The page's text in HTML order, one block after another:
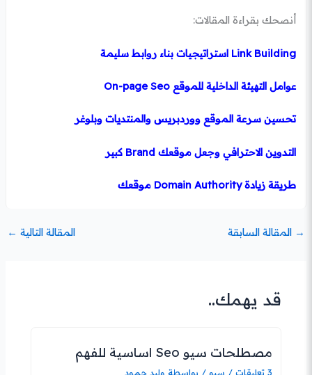
أنصحك بقراءة المقالات:
Link Building استراتيجيات بناء روابط سليمة
عوامل التهيئة الداخلية للموقع On-page Seo
تحسين سرعة الموقع ووردبريس والمنتديات وبلوغر
التدوين الاحترافي وجعل موقعك Brand كبير
طريقة زيادة Domain Authority موقعك
→ المقالة السابقة المقالة التالية ←
قد يهمك..
مصطلحات سيو Seo اساسية للفهم
3 تعليقات / سيو / بواسطة وليد حمود